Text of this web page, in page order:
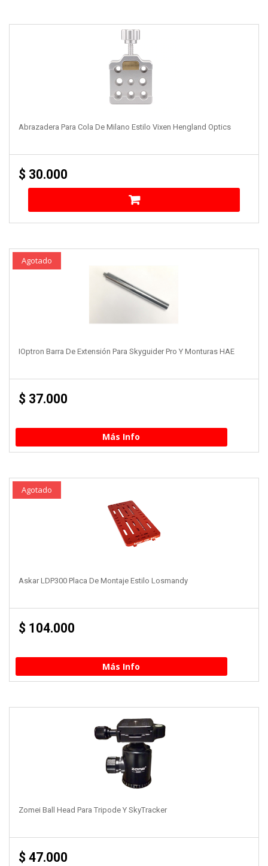
Abrazadera Para Cola De Milano Estilo Vixen Hengland Optics
$ 30.000
Agotado
IOptron Barra De Extensión Para Skyguider Pro Y Monturas HAE
$ 37.000
Más Info
Agotado
Askar LDP300 Placa De Montaje Estilo Losmandy
$ 104.000
Más Info
Zomei Ball Head Para Tripode Y SkyTracker
$ 47.000